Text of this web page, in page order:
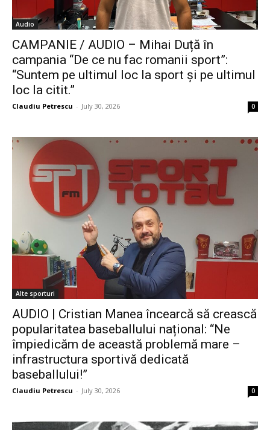
Audio
CAMPANIE / AUDIO – Mihai Duță în
campania “De ce nu fac romanii sport”:
“Suntem pe ultimul loc la sport și pe ultimul
loc la citit.”
Claudiu Petrescu - July 30, 2026 0
Alte sporturi
AUDIO | Cristian Manea încearcă să crească
popularitatea baseballului național: “Ne
împiedicăm de această problemă mare –
infrastructura sportivă dedicată
baseballului!”
Claudiu Petrescu - July 30, 2026 0